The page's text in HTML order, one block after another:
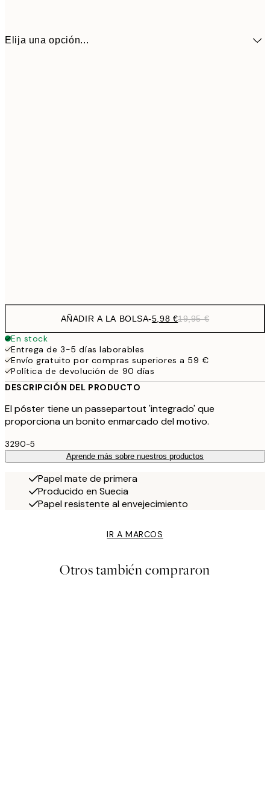
Elija una opción...
AÑADIR A LA BOLSA-5,98 €19,95 €
En stock
Entrega de 3-5 días laborables
Envío gratuito por compras superiores a 59 €
Política de devolución de 90 días
DESCRIPCIÓN DEL PRODUCTO
El póster tiene un passepartout 'integrado' que
proporciona un bonito enmarcado del motivo.
3290-5
Aprende más sobre nuestros productos
Papel mate de primera
Producido en Suecia
Papel resistente al envejecimiento
IR A MARCOS
Otros también compraron